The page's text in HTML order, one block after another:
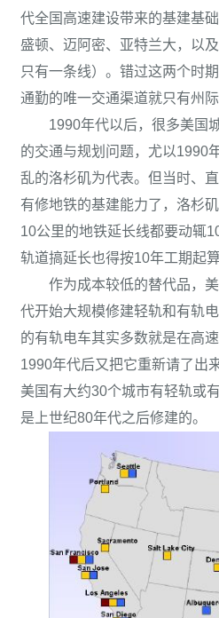
代全国高速建设带来的基建基
盛顿、迈阿密、亚特兰大，以
只有一条线）。错过这两个时
通勤的唯一交通渠道就只有州际
1990年代以后，很多美国
的交通与规划问题，尤以1990
乱的洛杉矶为代表。但当时、
有修地铁的基建能力了，洛杉
10公里的地铁延长线都要动辄
轨道搞延长也得按10年工期起算
作为成本较低的替代品，
代开始大规模修建轻轨和有轨
的有轨电车其实多数就是在高
1990年代后又把它重新请了出
美国有大约30个城市有轻轨或
是上世纪80年代之后修建的。